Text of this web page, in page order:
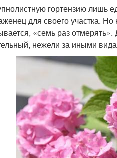
гортензию лишь
для своего участка.
«семь раз
нежели за иными